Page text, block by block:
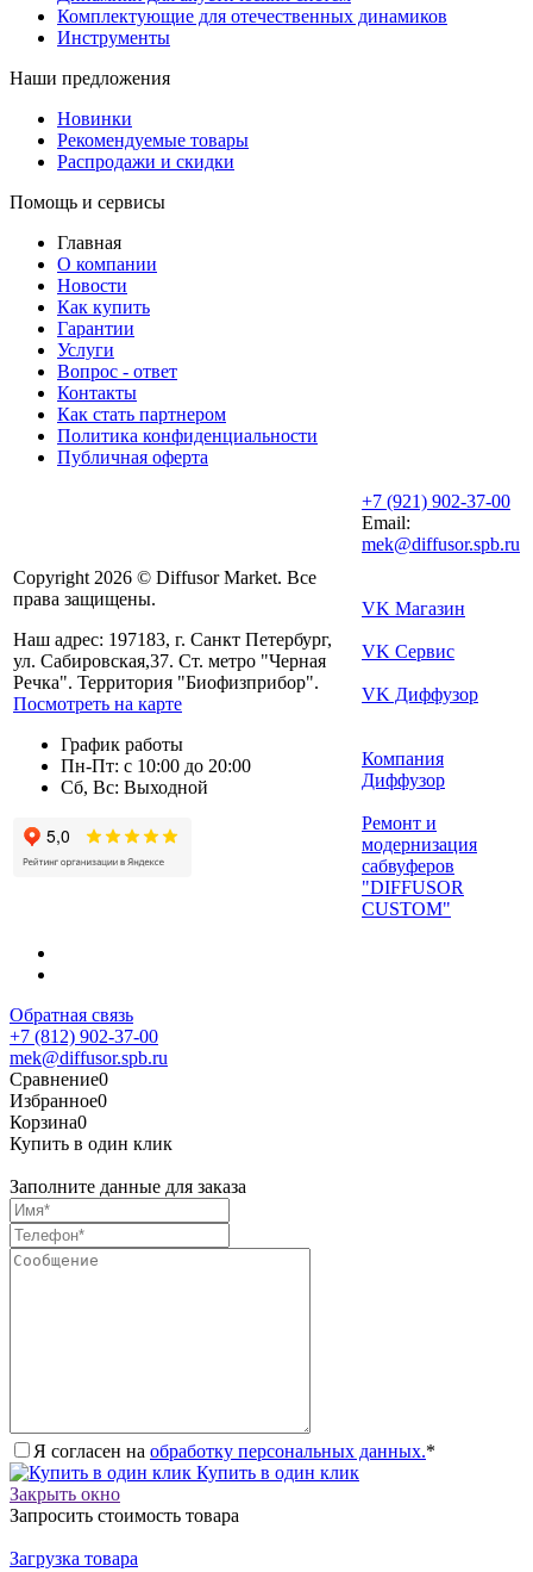
Комплектующие для отечественных динамиков
Инструменты
Наши предложения
Новинки
Рекомендуемые товары
Распродажи и скидки
Помощь и сервисы
Главная
О компании
Новости
Как купить
Гарантии
Услуги
Вопрос - ответ
Контакты
Как стать партнером
Политика конфиденциальности
Публичная оферта
Copyright 2026 © Diffusor Market. Все
права защищены.
Наш адрес: 197183, г. Санкт Петербург,
ул. Сабировская,37. Ст. метро "Черная
Речка". Территория "Биофизприбор".
Посмотреть на карте
График работы
Пн-Пт: с 10:00 до 20:00
Сб, Вс: Выходной
+7 (921) 902-37-00
Email:
mek@diffusor.spb.ru
VK Магазин
VK Сервис
VK Диффузор
Компания
Диффузор
Ремонт и
модернизация
сабвуферов
"DIFFUSOR
CUSTOM"
Обратная связь
+7 (812) 902-37-00
mek@diffusor.spb.ru
Сравнение0
Избранное0
Корзина0
Купить в один клик
Заполните данные для заказа
Я согласен на обработку персональных данных.*
Купить в один клик
Закрыть окно
Запросить стоимость товара
Загрузка товара